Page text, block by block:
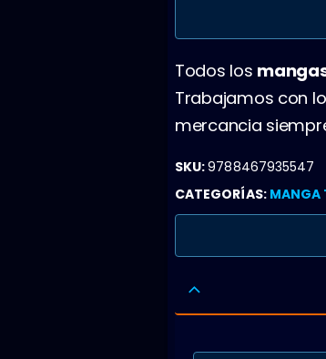
Todos los
Trabajamos con
mercancia
SKU:9788467935547
CATEGORÍAS: MANGA